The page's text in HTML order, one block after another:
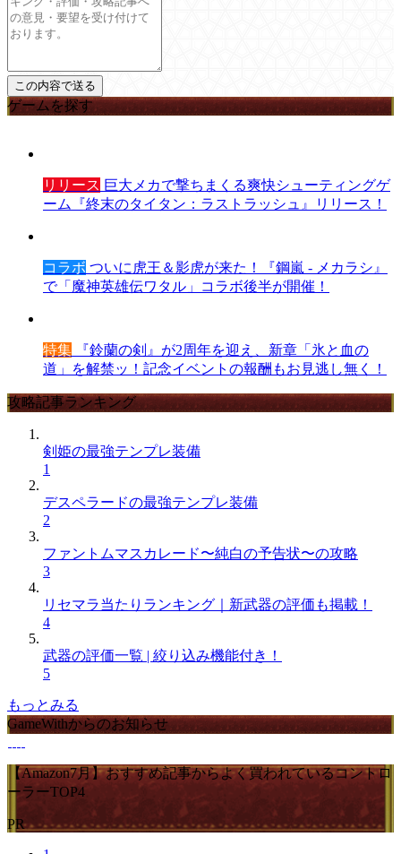
ゲームを探す
リリース 巨大メカで撃ちまくる爽快シューティングゲ
ーム『終末のタイタン：ラストラッシュ』リリース！
コラボ ついに虎王＆影虎が来た！『鋼嵐 - メカラシ』
で「魔神英雄伝ワタル」コラボ後半が開催！
特集 『鈴蘭の剣』が2周年を迎え、新章「氷と血の
道」を解禁ッ！記念イベントの報酬もお見逃し無く！
攻略記事ランキング
剣姫の最強テンプレ装備
1
デスペラードの最強テンプレ装備
2
ファントムマスカレード〜純白の予告状〜の攻略
3
リセマラ当たりランキング｜新武器の評価も掲載！
4
武器の評価一覧 | 絞り込み機能付き！
5
もっとみる
GameWithからのお知らせ
【Amazon7月】おすすめ記事からよく買われているコントロ
ーラーTOP4
PR